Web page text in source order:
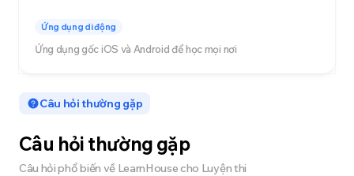
Ứng dụng di động
Ứng dụng gốc iOS và Android để học mọi nơi
Câu hỏi thường gặp
Câu hỏi thường gặp
Câu hỏi phổ biến về LearnHouse cho Luyện thi